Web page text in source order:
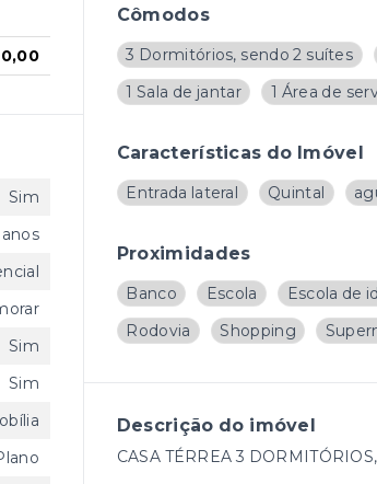
Cômodos
3 Dormitórios, sendo 2 suítes
1 Sala de jantar
1 Área de
Características do Imóvel
Entrada lateral Quintal
Proximidades
Banco Escola Escola de
Rodovia
Shopping
Descrição do imóvel
CASA TÉRREA 3
Sim
Sim
Sim